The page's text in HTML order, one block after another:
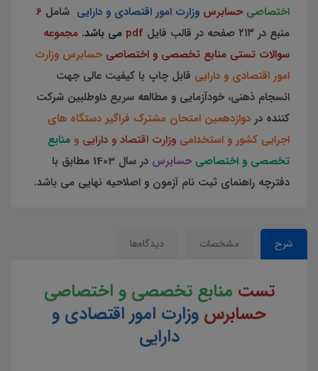
اختصاصی حسابرس وزارت امور اقتصادی و دارایی شامل 6
منبع در ۲۱۳ صفحه در قالب فایل pdf می باشد. مجموعه
سوالات تستی منابع تخصصی و اختصاصی حسابرس وزارت
امور اقتصادی و دارایی قابل چاپ با کیفیت عالی جهت
انسجام ذهنی، خودآزمایی و مطالعه سریع داوطلبین شرکت
کننده در دوازدهمین امتحان مشترک فراگیر دستگاه های
اجرایی کشور و استخدامی وزارت اقتصاد و دارایی و منابع
تخصصی و اختصاصی حسابرس
در سال 1403 مطابق با
دفترچه راهنمای ثبت نام آزمون و اصلاحیه نهایی می باشد.
شرح مشخصات دیدگاه‌ها
تست منابع تخصصی و اختصاصی
حسابرس وزارت امور اقتصادی و
دارایی